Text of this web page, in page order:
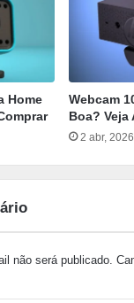
Home
Webcam
Boa? Veja
2 abr, 2026
não será publicado.